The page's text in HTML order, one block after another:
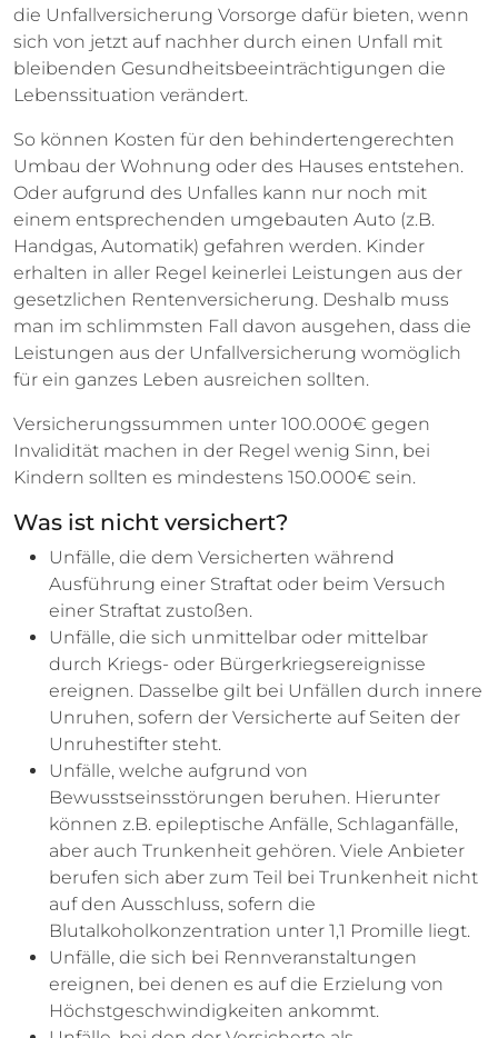
die Unfallversicherung Vorsorge dafür bieten, wenn
sich von jetzt auf nachher durch einen Unfall mit
bleibenden Gesundheitsbeeinträchtigungen die
Lebenssituation verändert.
So können Kosten für den behindertengerechten
Umbau der Wohnung oder des Hauses entstehen.
Oder aufgrund des Unfalles kann nur noch mit
einem entsprechenden umgebauten Auto (z.B.
Handgas, Automatik) gefahren werden. Kinder
erhalten in aller Regel keinerlei Leistungen aus der
gesetzlichen Rentenversicherung. Deshalb muss
man im schlimmsten Fall davon ausgehen, dass die
Leistungen aus der Unfallversicherung womöglich
für ein ganzes Leben ausreichen sollten.
Versicherungssummen unter 100.000€ gegen
Invalidität machen in der Regel wenig Sinn, bei
Kindern sollten es mindestens 150.000€ sein.
Was ist nicht versichert?
Unfälle, die dem Versicherten während
Ausführung einer Straftat oder beim Versuch
einer Straftat zustoßen.
Unfälle, die sich unmittelbar oder mittelbar
durch Kriegs- oder Bürgerkriegsereignisse
ereignen. Dasselbe gilt bei Unfällen durch innere
Unruhen, sofern der Versicherte auf Seiten der
Unruhestifter steht.
Unfälle, welche aufgrund von
Bewusstseinsstörungen beruhen. Hierunter
können z.B. epileptische Anfälle, Schlaganfälle,
aber auch Trunkenheit gehören. Viele Anbieter
berufen sich aber zum Teil bei Trunkenheit nicht
auf den Ausschluss, sofern die
Blutalkoholkonzentration unter 1,1 Promille liegt.
Unfälle, die sich bei Rennveranstaltungen
ereignen, bei denen es auf die Erzielung von
Höchstgeschwindigkeiten ankommt.